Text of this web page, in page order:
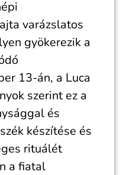
varázslatos
gyökerezik a
13-án, a Luca
szerint ez a
és
készítése és
rituálét
a fiatal